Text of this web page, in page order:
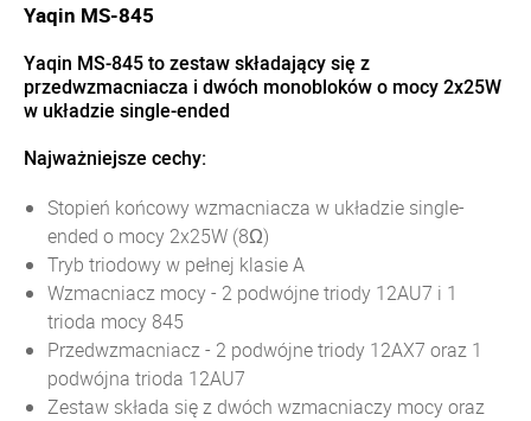
Yaqin MS-845
Yaqin MS-845 to zestaw składający się z
przedwzmacniacza i dwóch monobloków o mocy 2x25W
w układzie single-ended
Najważniejsze cechy:
Stopień końcowy wzmacniacza w układzie single-
ended o mocy 2x25W (8Ω)
Tryb triodowy w pełnej klasie A
Wzmacniacz mocy - 2 podwójne triody 12AU7 i 1
trioda mocy 845
Przedwzmacniacz - 2 podwójne triody 12AX7 oraz 1
podwójna trioda 12AU7
Zestaw składa się z dwóch wzmacniaczy mocy oraz